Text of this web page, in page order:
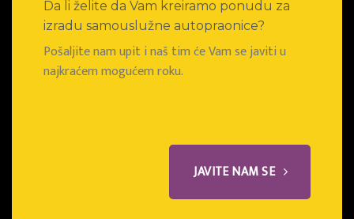
Da li želite da Vam kreiramo ponudu za
izradu samouslužne autopraonice?
Pošaljite nam upit i naš tim će Vam se javiti u
najkraćem mogućem roku.
JAVITE NAM SE